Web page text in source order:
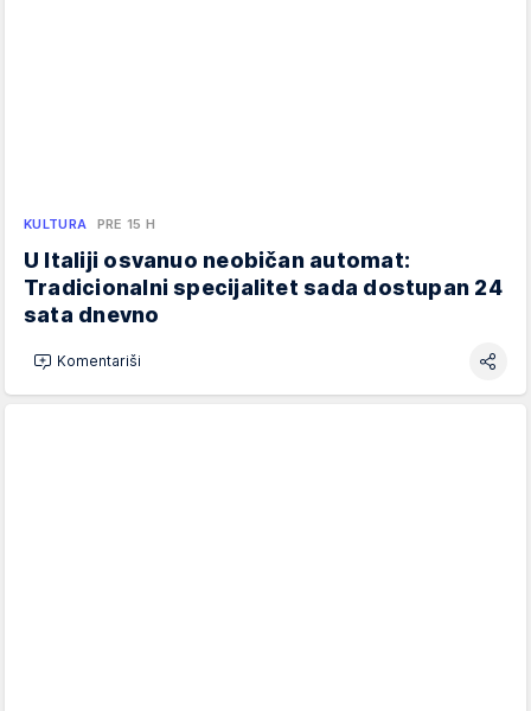
KULTURA PRE 15 H
U Italiji osvanuo neobičan automat:
Tradicionalni specijalitet sada dostupan 24
sata dnevno
Komentariši